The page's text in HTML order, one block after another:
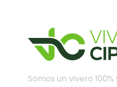
Somos un vivero